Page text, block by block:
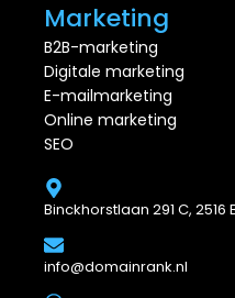
Marketing
B2B-marketing
Digitale marketing
E-mailmarketing
Online marketing
SEO
Binckhorstlaan 291 C,
info@domainrank.nl